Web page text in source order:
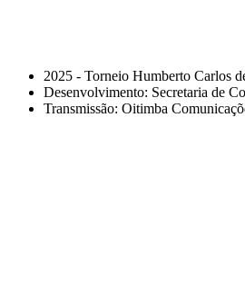
2025 - Torneio Humberto Carlos
Desenvolvimento: Secretaria de
Transmissão: Oitimba